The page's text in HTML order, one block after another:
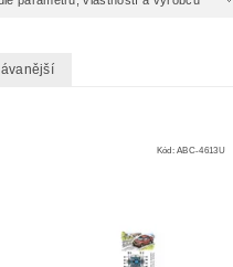
Kód:ABC-4613U